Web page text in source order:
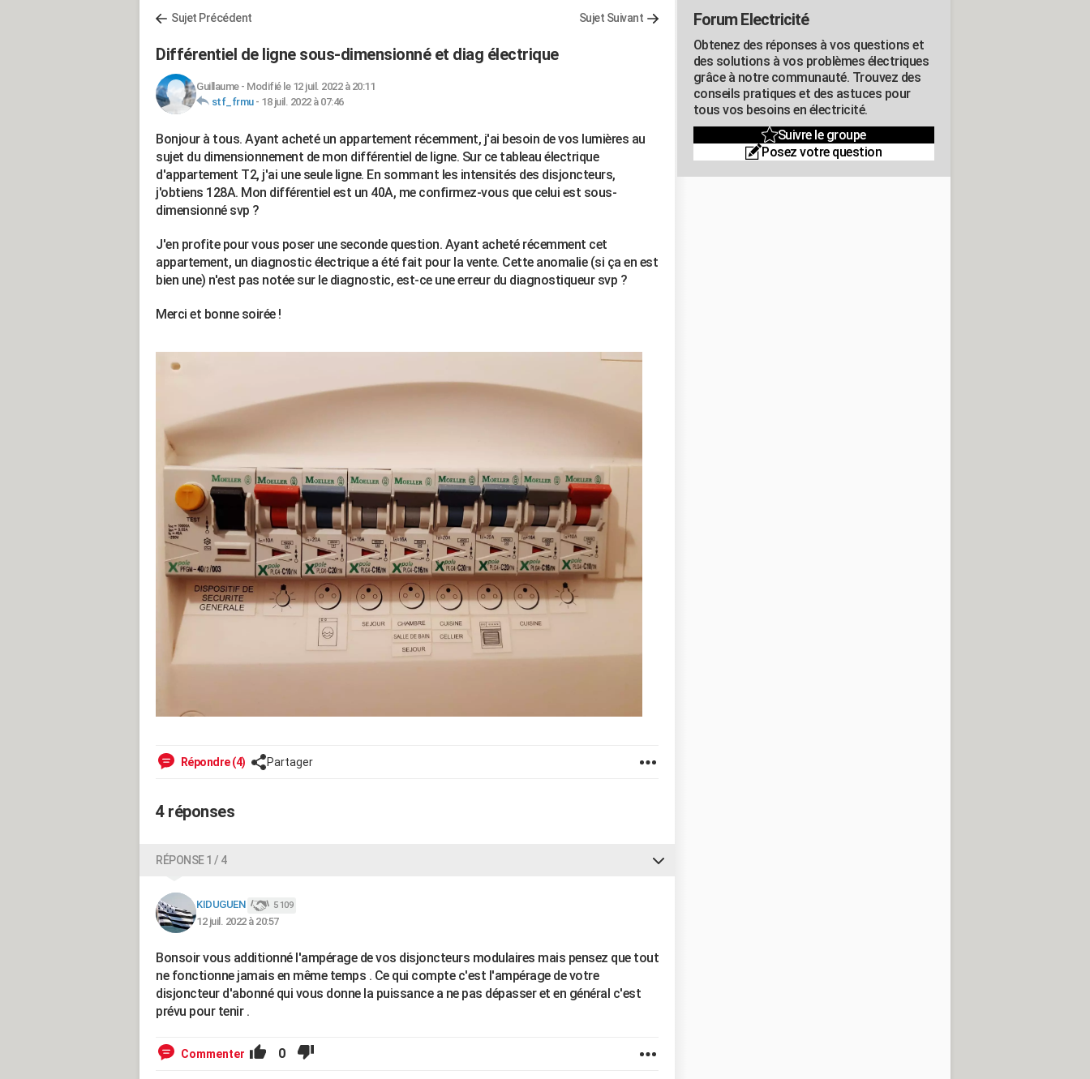
Sujet Précédent Sujet Suivant
Différentiel de ligne sous-dimensionné et diag électrique
Guillaume- Modifié le 12 juil. 2022 à 20:11
stf_frmu- 18 juil. 2022 à 07:46
Bonjour à tous. Ayant acheté un appartement récemment, j'ai besoin de vos lumières au
sujet du dimensionnement de mon différentiel de ligne. Sur ce tableau électrique
d'appartement T2, j'ai une seule ligne. En sommant les intensités des disjoncteurs,
j'obtiens 128A. Mon différentiel est un 40A, me confirmez-vous que celui est sous-
dimensionné svp ?
J'en profite pour vous poser une seconde question. Ayant acheté récemment cet
appartement, un diagnostic électrique a été fait pour la vente. Cette anomalie (si ça en est
bien une) n'est pas notée sur le diagnostic, est-ce une erreur du diagnostiqueur svp ?
Merci et bonne soirée !
Répondre (4) Partager
4 réponses
RÉPONSE 1 / 4
KIDUGUEN 5 109
12 juil. 2022 à 20:57
Bonsoir vous additionné l'ampérage de vos disjoncteurs modulaires mais pensez que tout
ne fonctionne jamais en même temps . Ce qui compte c'est l'ampérage de votre
disjoncteur d'abonné qui vous donne la puissance a ne pas dépasser et en général c'est
prévu pour tenir .
Commenter 0
Forum Electricité
Obtenez des réponses à vos questions et
des solutions à vos problèmes électriques
grâce à notre communauté. Trouvez des
conseils pratiques et des astuces pour
tous vos besoins en électricité.
Suivre le groupe
Posez votre question